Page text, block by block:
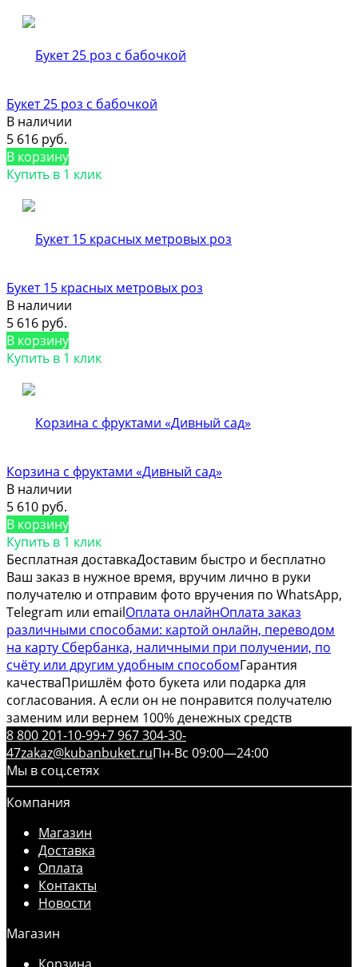
Букет 25 роз с бабочкой
В наличии
5 616 руб.
В корзину
Купить в 1 клик
Букет 15 красных метровых роз
В наличии
5 616 руб.
В корзину
Купить в 1 клик
Корзина с фруктами «Дивный сад»
В наличии
5 610 руб.
В корзину
Купить в 1 клик
Бесплатная доставкаДоставим быстро и бесплатно
Ваш заказ в нужное время, вручим лично в руки
получателю и отправим фото вручения по WhatsApp,
Telegram или emailОплата онлайнОплата заказ
различными способами: картой онлайн, переводом
на карту Сбербанка, наличными при получении, по
счёту или другим удобным способомГарантия
качестваПришлём фото букета или подарка для
согласования. А если он не понравится получателю
заменим или вернем 100% денежных средств
8 800 201-10-99+7 967 304-30-
47zakaz@kubanbuket.ruПн-Вс 09:00—24:00
Мы в соц.сетях
Компания
Магазин
Доставка
Оплата
Контакты
Новости
Магазин